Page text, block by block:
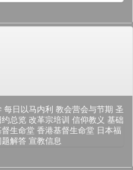
每日以马内利 教会营会与节期 圣
约总览 改革宗培训 信仰教义 基础
生命堂 香港基督生命堂 日本福
解答 宣教信息